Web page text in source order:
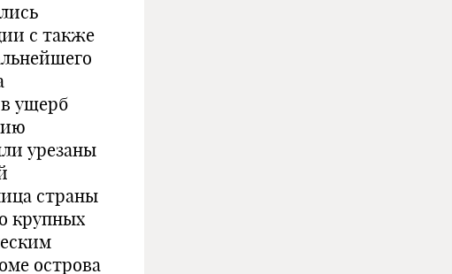
с также
ущерб
урезаны
страны
крупных
острова